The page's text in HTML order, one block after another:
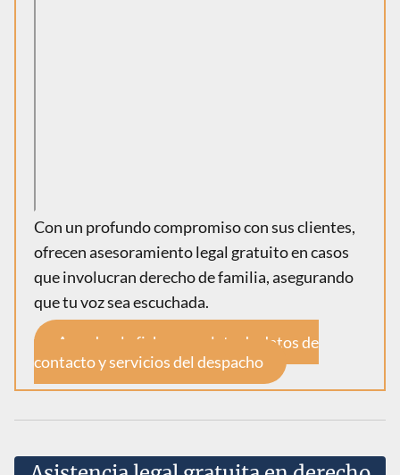
Con un profundo compromiso con sus clientes,
ofrecen asesoramiento legal gratuito en casos
que involucran derecho de familia, asegurando
que tu voz sea escuchada.
Accede a la ficha completa de datos de
contacto y servicios del despacho